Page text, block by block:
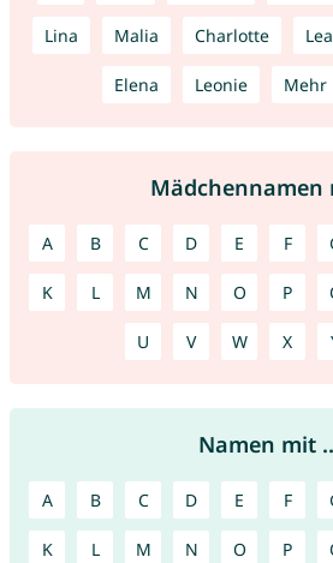
Lina Malia Charlotte Lea
Elena Leonie Mehr
Mädchennamen
A B C D E F
K L M N O P
U V W X
Namen mit
A B C D E F
K L M N O P